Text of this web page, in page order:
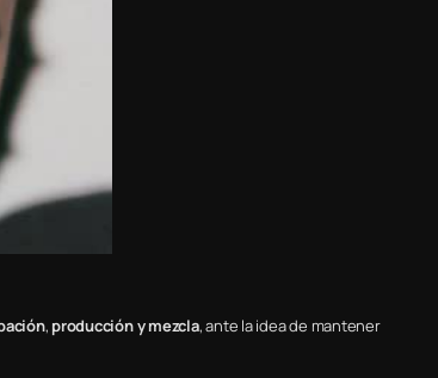
, producción y mezcla, ante la idea de mantener